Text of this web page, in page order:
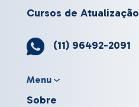
Cursos de Atualização
(11) 96492-2091
Menu
Sobre